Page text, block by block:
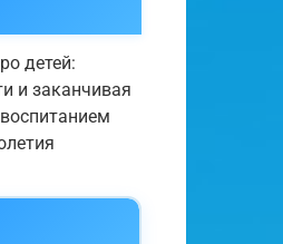
детей:
и заканчивая